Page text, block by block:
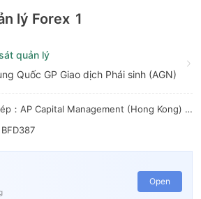
lý Forex 1
quản lý
Quốc GP Giao dịch Phái sinh (AGN)
Cơ quan sở hữu giấy phép：AP Capital Management (Hong Kong) Limited
Open